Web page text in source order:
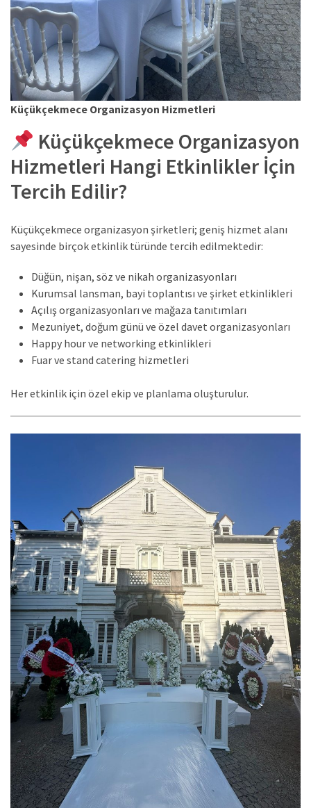
Küçükçekmece Organizasyon Hizmetleri
Küçükçekmece Organizasyon
Hizmetleri Hangi Etkinlikler İçin
Tercih Edilir?
Küçükçekmece organizasyon şirketleri; geniş hizmet alanı
sayesinde birçok etkinlik türünde tercih edilmektedir:
Düğün, nişan, söz ve nikah organizasyonları
Kurumsal lansman, bayi toplantısı ve şirket etkinlikleri
Açılış organizasyonları ve mağaza tanıtımları
Mezuniyet, doğum günü ve özel davet organizasyonları
Happy hour ve networking etkinlikleri
Fuar ve stand catering hizmetleri
Her etkinlik için özel ekip ve planlama oluşturulur.